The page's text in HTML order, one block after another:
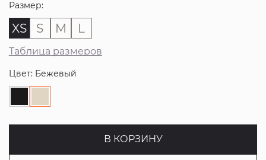
Размер:
XS S M L
Таблица размеров
Цвет: Бежевый
В КОРЗИНУ